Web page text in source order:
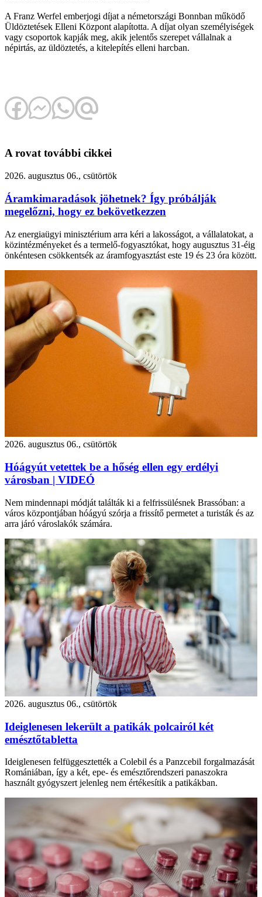
A Franz Werfel emberjogi díjat a németországi Bonnban működő
Üldöztetések Elleni Központ alapította. A díjat olyan személyiségek
vagy csoportok kapják meg, akik jelentős szerepet vállalnak a
népirtás, az üldöztetés, a kitelepítés elleni harcban.
A rovat további cikkei
2026. augusztus 06., csütörtök
Áramkimaradások jöhetnek? Így próbálják
megelőzni, hogy ez bekövetkezzen
Az energiaügyi minisztérium arra kéri a lakosságot, a vállalatokat, a
közintézményeket és a termelő-fogyasztókat, hogy augusztus 31-éig
önkéntesen csökkentsék az áramfogyasztást este 19 és 23 óra között.
2026. augusztus 06., csütörtök
Hóágyút vetettek be a hőség ellen egy erdélyi
városban | VIDEÓ
Nem mindennapi módját találták ki a felfrissülésnek Brassóban: a
város központjában hóágyú szórja a frissítő permetet a turisták és az
arra járó városlakók számára.
2026. augusztus 06., csütörtök
Ideiglenesen lekerült a patikák polcairól két
emésztőtabletta
Ideiglenesen felfüggesztették a Colebil és a Panzcebil forgalmazását
Romániában, így a két, epe- és emésztőrendszeri panaszokra
használt gyógyszert jelenleg nem értékesítik a patikákban.